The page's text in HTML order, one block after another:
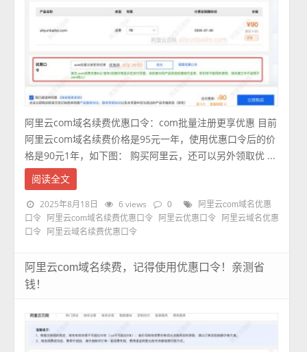
阿里云com域名续费优惠口令：com批量注册更享优惠 目前
阿里云com域名续费价格是95元一年，使用优惠口令后的价
格是90元1年，如下图： 购买阿里云，还可以另外领取优 ...
阅读全文
2025年8月18日 6 views 0
阿里云com域名优惠
口令
阿里云com域名续费优惠口令 阿里云优惠口令
阿里云域名优惠
口令
阿里云域名续费优惠口令
阿里云com域名续费，记得使用优惠口令！亲测省
钱！